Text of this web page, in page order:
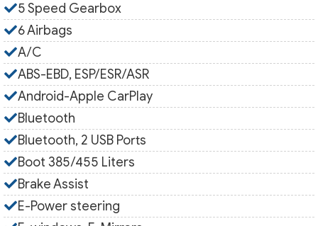
5 Speed Gearbox
6 Airbags
A/C
ABS-EBD, ESP/ESR/ASR
Android-Apple CarPlay
Bluetooth
Bluetooth, 2 USB Ports
Boot 385/455 Liters
Brake Assist
E-Power steering